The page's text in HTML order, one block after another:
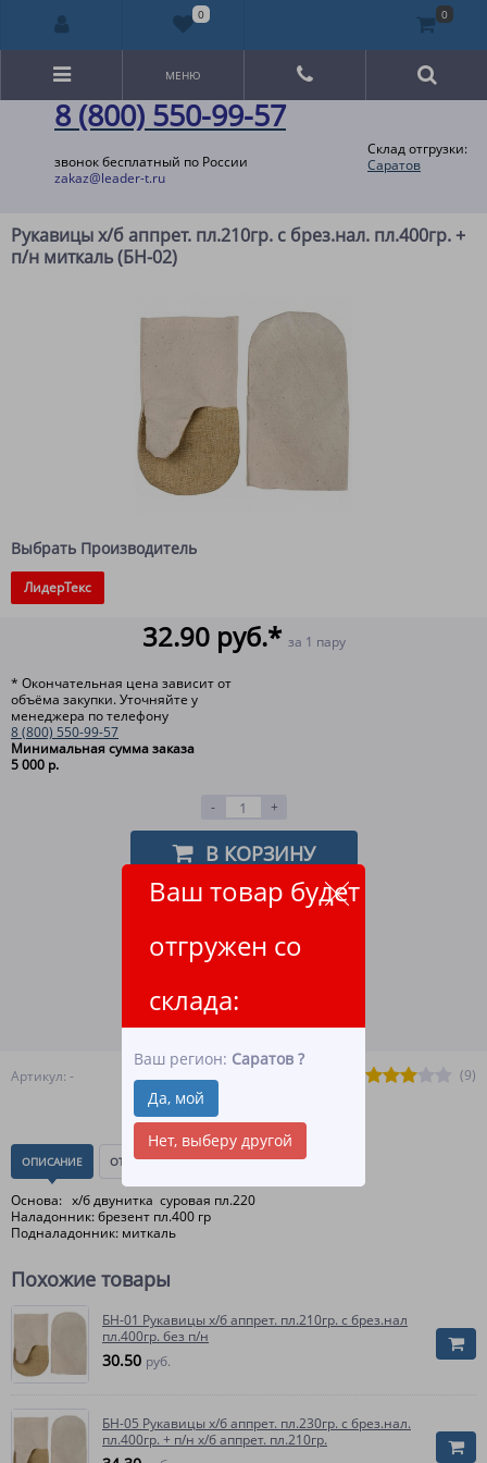
8 (800) 550-99-57
звонок бесплатный по России
zakaz@leader-t.ru
Склад отгрузки:
Саратов
Ваш товар будет
отгружен со
склада:
Ваш регион: Саратов ?
Да, мой
Нет, выберу другой
МЕНЮ
Рукавицы х/б аппрет. пл.210гр. с брез.нал. пл.400гр. +
п/н миткаль (БН-02)
Артикул: - (9)
Выбрать Производитель
ЛидерТекс
32.90 руб.* за 1 пару
* Окончательная цена зависит от
объёма закупки. Уточняйте у
менеджера по телефону
8 (800) 550-99-57
Минимальная сумма заказа
5 000 р.
- +
В КОРЗИНУ
НАШЛИ ДЕШЕВЛЕ?
ОТЛОЖИТЬ
ПОДРОБНЕЕ О ДОСТАВКЕ
ОПИСАНИЕ ОТЗЫВЫ(0)
Основа: х/б двунитка суровая пл.220
Наладонник: брезент пл.400 гр
Подналадонник: миткаль
Похожие товары
БН-01 Рукавицы х/б аппрет. пл.210гр. с брез.нал
пл.400гр. без п/н
30.50 руб.
БН-05 Рукавицы х/б аппрет. пл.230гр. с брез.нал.
пл.400гр. + п/н х/б аппрет. пл.210гр.
0 0